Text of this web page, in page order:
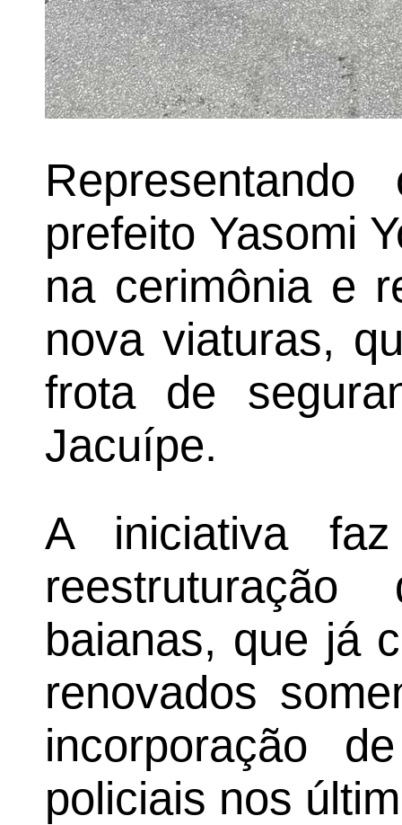
prefeito Yasomi
na cerimônia e
nova viaturas,
frota de
Jacuípe.
A iniciativa
baianas, que já
renovados
incorporação
policiais nos